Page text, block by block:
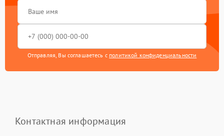
Отправляя, Вы соглашаетесь с политикой конфиденциальности
Контактная информация